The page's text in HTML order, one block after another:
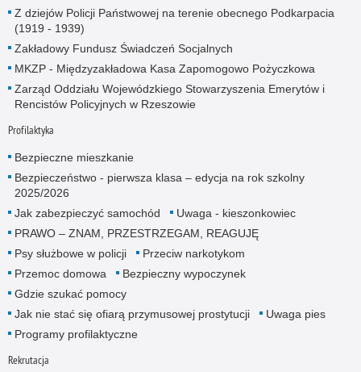
Z dziejów Policji Państwowej na terenie obecnego Podkarpacia
(1919 - 1939)
Zakładowy Fundusz Świadczeń Socjalnych
MKZP - Międzyzakładowa Kasa Zapomogowo Pożyczkowa
Zarząd Oddziału Wojewódzkiego Stowarzyszenia Emerytów i
Rencistów Policyjnych w Rzeszowie
Profilaktyka
Bezpieczne mieszkanie
Bezpieczeństwo - pierwsza klasa – edycja na rok szkolny
2025/2026
Jak zabezpieczyć samochód
Uwaga - kieszonkowiec
PRAWO – ZNAM, PRZESTRZEGAM, REAGUJĘ
Psy służbowe w policji
Przeciw narkotykom
Przemoc domowa
Bezpieczny wypoczynek
Gdzie szukać pomocy
Jak nie stać się ofiarą przymusowej prostytucji
Uwaga pies
Programy profilaktyczne
Rekrutacja